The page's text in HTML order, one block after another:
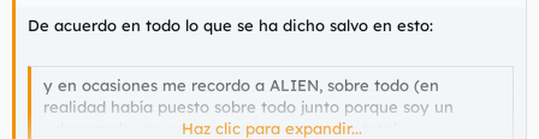
De acuerdo en todo lo que se ha dicho salvo en esto:
y en ocasiones me recordo a ALIEN, sobre todo (en
realidad había puesto sobre todo junto porque soy un
subnormal) una escena que es una copia total.
Haz clic para expandir...